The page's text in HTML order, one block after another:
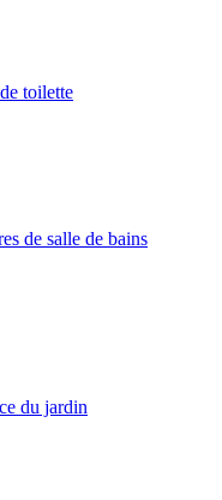
toilette
de salle de bains
du jardin